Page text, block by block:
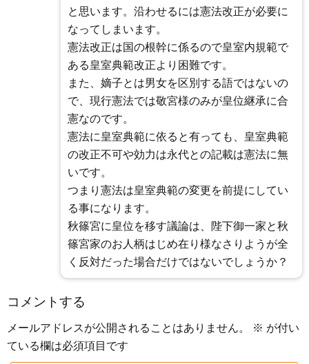
と思います。沿わせるには憲法改正が必要に
なってしまいます。
憲法改正は国の根幹に係るので皇室内規範で
ある皇室典範改正より困難です。
また、嫡子とは男女を区別する語ではないの
で、現行憲法では敬宮様のみが皇位継承に合
憲なのです。
憲法に皇室典範に依ると有っても、皇室典範
の改正不可や効力は永代との記載は憲法に無
いです。
つまり憲法は皇室典範の変更を前提にしてい
る事になります。
秋篠宮に皇位を移す議論は、陛下御一家と秋
篠宮家のお人柄はじめ在り様なさりようが全
く反対だった場合だけではないでしょうか？
コメントする
メールアドレスが公開されることはありません。 ※ が付い
ている欄は必須項目です